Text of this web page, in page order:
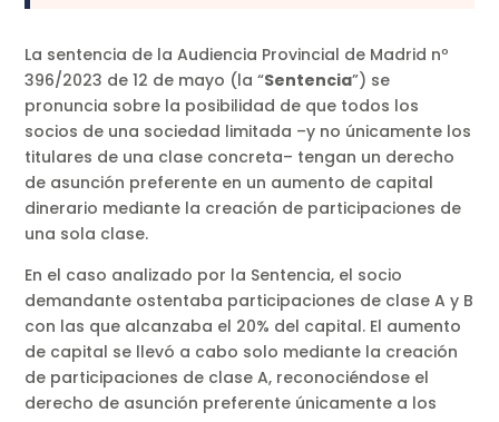
La sentencia de la Audiencia Provincial de Madrid nº
396/2023 de 12 de mayo (la “Sentencia”) se
pronuncia sobre la posibilidad de que todos los
socios de una sociedad limitada –y no únicamente los
titulares de una clase concreta– tengan un derecho
de asunción preferente en un aumento de capital
dinerario mediante la creación de participaciones de
una sola clase.
En el caso analizado por la Sentencia, el socio
demandante ostentaba participaciones de clase A y B
con las que alcanzaba el 20% del capital. El aumento
de capital se llevó a cabo solo mediante la creación
de participaciones de clase A, reconociéndose el
derecho de asunción preferente únicamente a los